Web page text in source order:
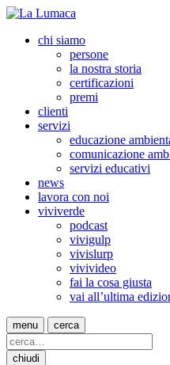
chi siamo
persone
la nostra storia
certificazioni
premi
clienti
servizi
educazione
comunicazione
servizi educativi
news
lavora con noi
viviverde
podcast
vivigulp
vivislurp
vivivideo
fai la cosa giusta
vai all’ultima
menu cerca
chiudi